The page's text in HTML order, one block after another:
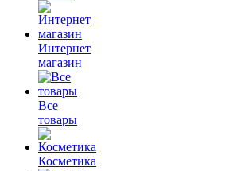
Интернет
магазин
Все
товары
Косметика